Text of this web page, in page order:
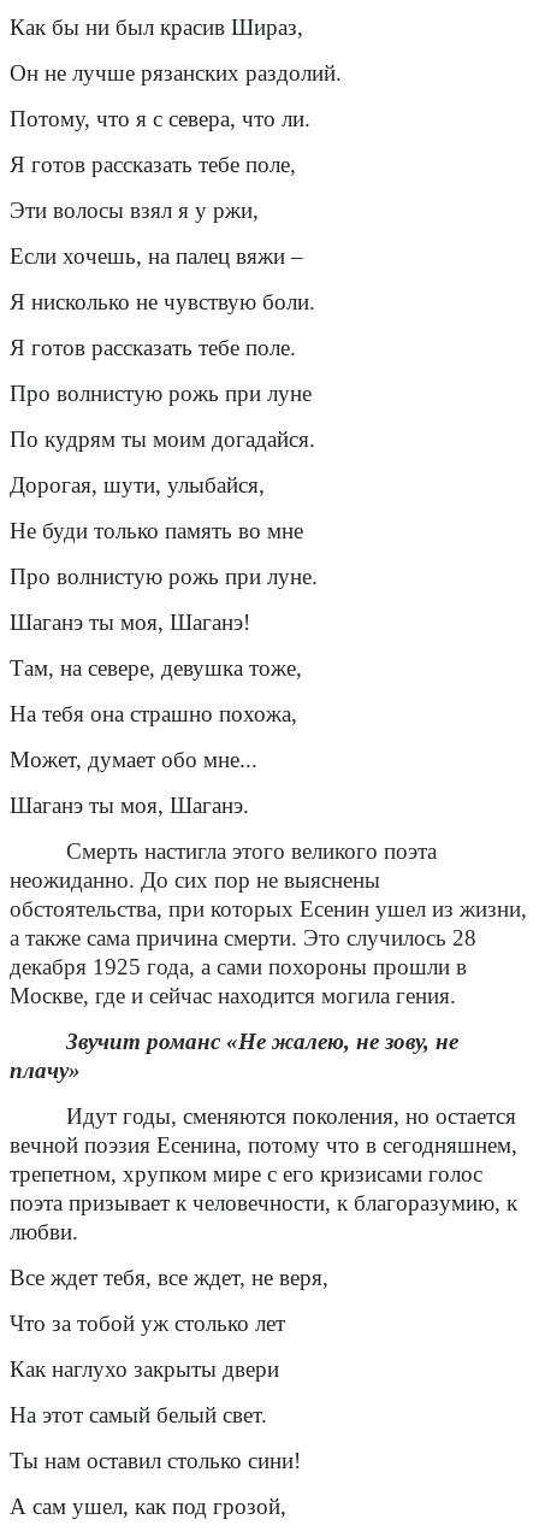
Как бы ни был красив Шираз,
Он не лучше рязанских раздолий.
Потому, что я с севера, что ли.
Я готов рассказать тебе поле,
Эти волосы взял я у ржи,
Если хочешь, на палец вяжи –
Я нисколько не чувствую боли.
Я готов рассказать тебе поле.
Про волнистую рожь при луне
По кудрям ты моим догадайся.
Дорогая, шути, улыбайся,
Не буди только память во мне
Про волнистую рожь при луне.
Шаганэ ты моя, Шаганэ!
Там, на севере, девушка тоже,
На тебя она страшно похожа,
Может, думает обо мне...
Шаганэ ты моя, Шаганэ.
Смерть настигла этого великого поэта
неожиданно. До сих пор не выяснены
обстоятельства, при которых Есенин ушел из жизни,
а также сама причина смерти. Это случилось 28
декабря 1925 года, а сами похороны прошли в
Москве, где и сейчас находится могила гения.
Звучит романс «Не жалею, не зову, не
плачу»
Идут годы, сменяются поколения, но остается
вечной поэзия Есенина, потому что в сегодняшнем,
трепетном, хрупком мире с его кризисами голос
поэта призывает к человечности, к благоразумию, к
любви.
Все ждет тебя, все ждет, не веря,
Что за тобой уж столько лет
Как наглухо закрыты двери
На этот самый белый свет.
Ты нам оставил столько сини!
А сам ушел, как под грозой,